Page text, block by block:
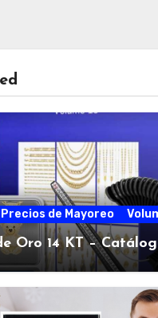
Precios de Mayoreo
Oro 14 KT –